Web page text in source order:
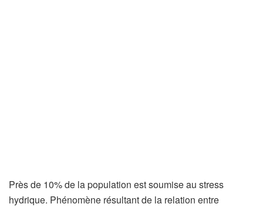
Près de 10% de la population est soumise au stress
hydrique. Phénomène résultant de la relation entre